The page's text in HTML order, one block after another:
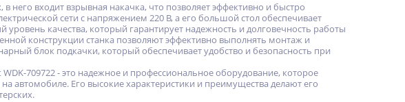
входит взрывная накачка, что позволяет эффективно и быстро
сети с напряжением 220 В, а его большой стол обеспечивает
качества, который гарантирует надежность и долговечность работы
конструкции станка позволяют эффективно выполнять монтаж и
блок подкачки, который обеспечивает удобство и безопасность при
709722 - это надежное и профессиональное оборудование, которое
Его высокие характеристики и преимущества делают его